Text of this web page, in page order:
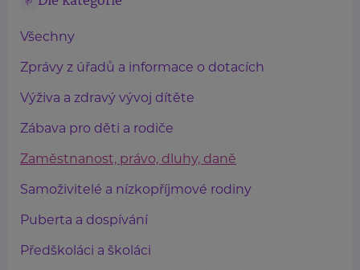
Všechny
Zprávy z úřadů a informace o dotacích
Výživa a zdravý vývoj dítěte
Zábava pro děti a rodiče
Zaměstnanost, právo, dluhy, daně
Samoživitelé a nízkopříjmové rodiny
Puberta a dospívání
Předškoláci a školáci